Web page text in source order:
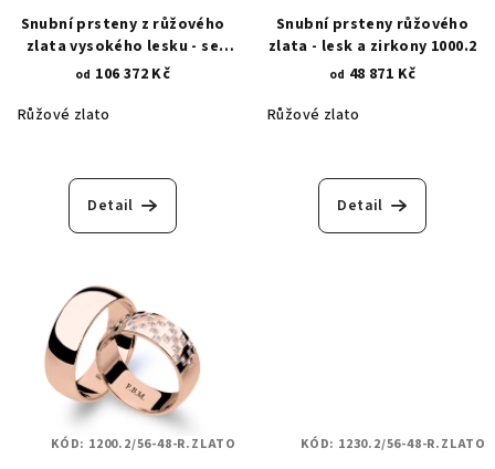
Snubní prsteny z růžového
zlata vysokého lesku - se
zirkony 466.2
od 106 372 Kč
Růžové zlato
Detail
Snubní prsteny růžového
zlata - lesk a zirkony 1000.2
od 48 871 Kč
Růžové zlato
Detail
KÓD: 1200.2/56-48-R.ZLATO KÓD: 1230.2/56-48-R.ZLATO